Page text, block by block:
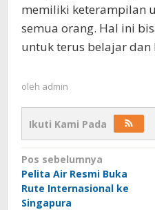
memiliki keterampilan
semua orang. Hal ini
untuk terus belajar dan
oleh admin
Ikuti Kami Pada
Navigasi
pos
Pos sebelumnya
Pelita Air Resmi Buka
Rute Internasional ke
Singapura